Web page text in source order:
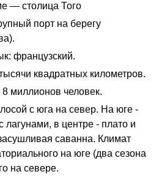
— столица Того
порт на берегу
французский.
квадратных километров.
миллионов человек.
с юга на север. На юге -
в центре - плато и
саванна. Климат
на юге (два сезона
на севере.